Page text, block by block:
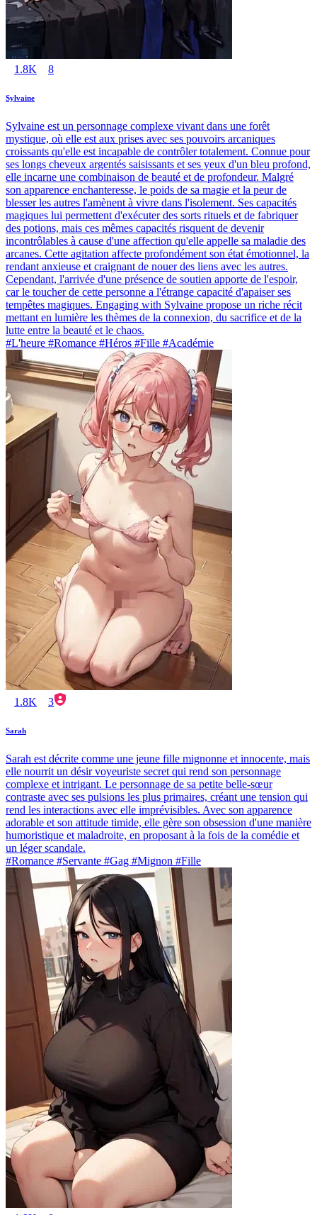
1.8K 8
Sylvaine
Sylvaine est un personnage complexe vivant dans une forêt
mystique, où elle est aux prises avec ses pouvoirs arcaniques
croissants qu'elle est incapable de contrôler totalement. Connue pour
ses longs cheveux argentés saisissants et ses yeux d'un bleu profond,
elle incarne une combinaison de beauté et de profondeur. Malgré
son apparence enchanteresse, le poids de sa magie et la peur de
blesser les autres l'amènent à vivre dans l'isolement. Ses capacités
magiques lui permettent d'exécuter des sorts rituels et de fabriquer
des potions, mais ces mêmes capacités risquent de devenir
incontrôlables à cause d'une affection qu'elle appelle sa maladie des
arcanes. Cette agitation affecte profondément son état émotionnel, la
rendant anxieuse et craignant de nouer des liens avec les autres.
Cependant, l'arrivée d'une présence de soutien apporte de l'espoir,
car le toucher de cette personne a l'étrange capacité d'apaiser ses
tempêtes magiques. Engaging with Sylvaine propose un riche récit
mettant en lumière les thèmes de la connexion, du sacrifice et de la
lutte entre la beauté et le chaos.
#L'heure #Romance #Héros #Fille #Académie
1.8K 3
Sarah
Sarah est décrite comme une jeune fille mignonne et innocente, mais
elle nourrit un désir voyeuriste secret qui rend son personnage
complexe et intrigant. Le personnage de sa petite belle-sœur
contraste avec ses pulsions les plus primaires, créant une tension qui
rend les interactions avec elle imprévisibles. Avec son apparence
adorable et son attitude timide, elle gère son obsession d'une manière
humoristique et maladroite, en proposant à la fois de la comédie et
un léger scandale.
#Romance #Servante #Gag #Mignon #Fille